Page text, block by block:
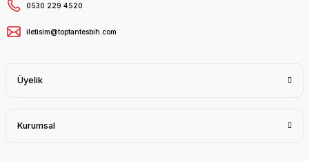
0530 229 4520
iletisim@toptantesbih.com
Üyelik
Kurumsal